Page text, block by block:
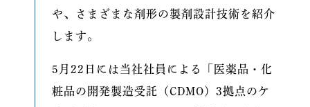
や、さまざまな剤形の製剤設計技術を紹介
します。
5月22日には当社社員による「医薬品・化
粧品の開発製造受託（CDMO）3拠点のケ